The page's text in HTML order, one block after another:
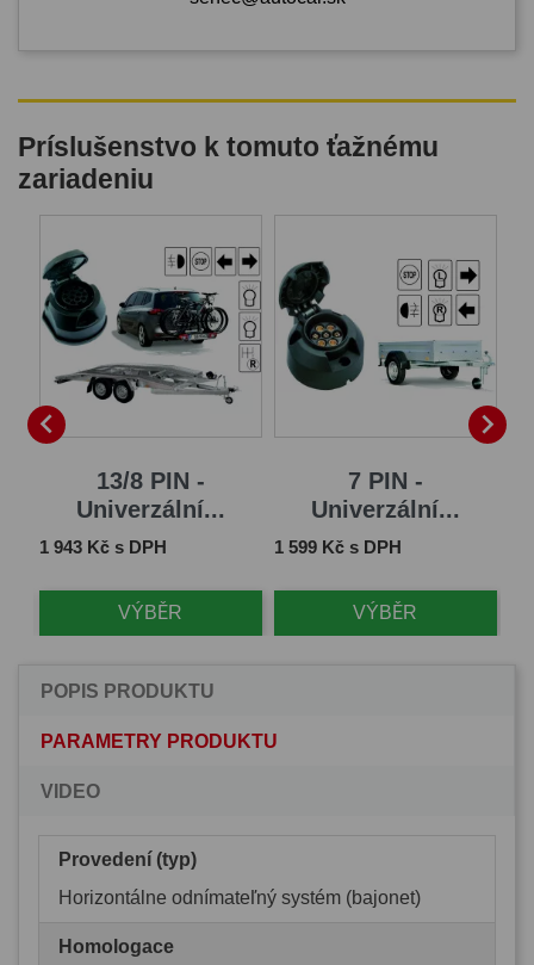
Príslušenstvo k tomuto ťažnému
zariadeniu

13/8 PIN -
Univerzální...
Cena
1 943 Kč s DPH
VÝBĚR
7 PIN -
Univerzální...
Cena
1 599 Kč s DPH
VÝBĚR

POPIS PRODUKTU
PARAMETRY PRODUKTU
VIDEO
Provedení (typ)
Horizontálne odnímateľný systém (bajonet)
Homologace